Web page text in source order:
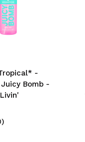
in a